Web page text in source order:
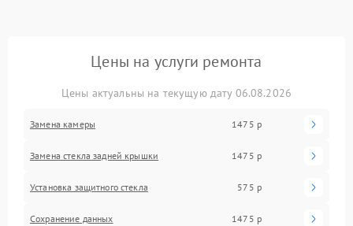
Цены на услуги ремонта
Цены актуальны на текущую дату 06.08.2026
Замена камеры 1475 р
Замена стекла задней крышки 1475 р
Установка защитного стекла 575 р
Сохранение данных 1475 р